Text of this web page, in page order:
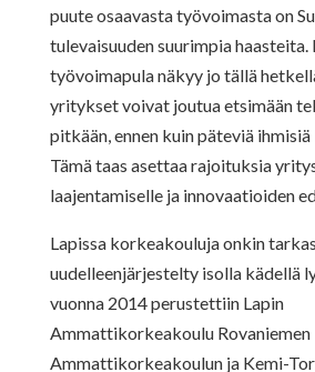
puute osaavasta työvoimasta on
tulevaisuuden suurimpia haasteita.
työvoimapula näkyy jo tällä
yritykset voivat joutua etsimään
pitkään, ennen kuin päteviä
Tämä taas asettaa rajoituksia
laajentamiselle ja innovaatioiden
Lapissa korkeakouluja onkin
uudelleenjärjestelty isolla kädellä
vuonna 2014 perustettiin Lapin
Ammattikorkeakoulu Rovaniemen
Ammattikorkeakoulun ja Kemi-